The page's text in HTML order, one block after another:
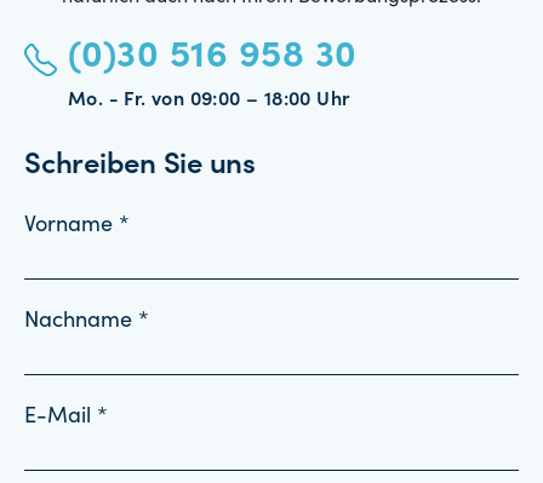
(0)30 516 958 30
Mo. - Fr. von 09:00 – 18:00 Uhr
Schreiben Sie uns
Vorname *
Nachname *
E-Mail *